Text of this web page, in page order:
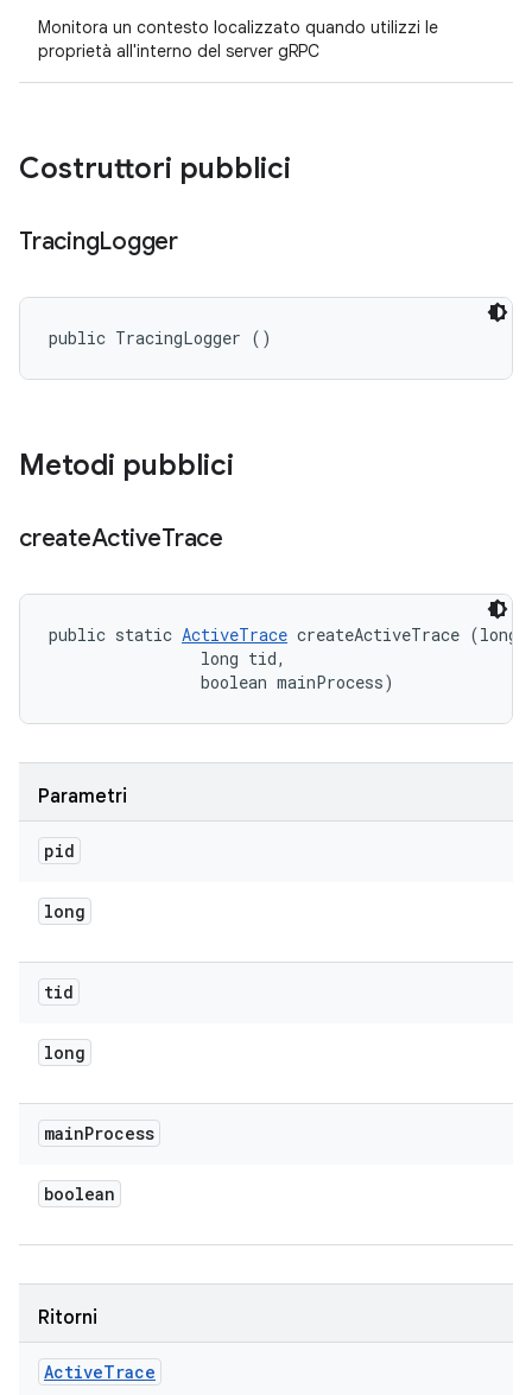
Monitora un contesto localizzato quando utilizzi le
proprietà all'interno del server gRPC
Costruttori pubblici
TracingLogger
public TracingLogger ()
Metodi pubblici
createActiveTrace
public static ActiveTrace createActiveTrace
                long tid,
                boolean mainProcess)
Parametri
pid
long
tid
long
mainProcess
boolean
Ritorni
ActiveTrace